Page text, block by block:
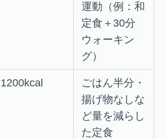
運動（例：和
定食＋30分
ウォーキン
グ）
1200kcal
ごはん半分・
揚げ物なしな
ど量を減らし
た定食